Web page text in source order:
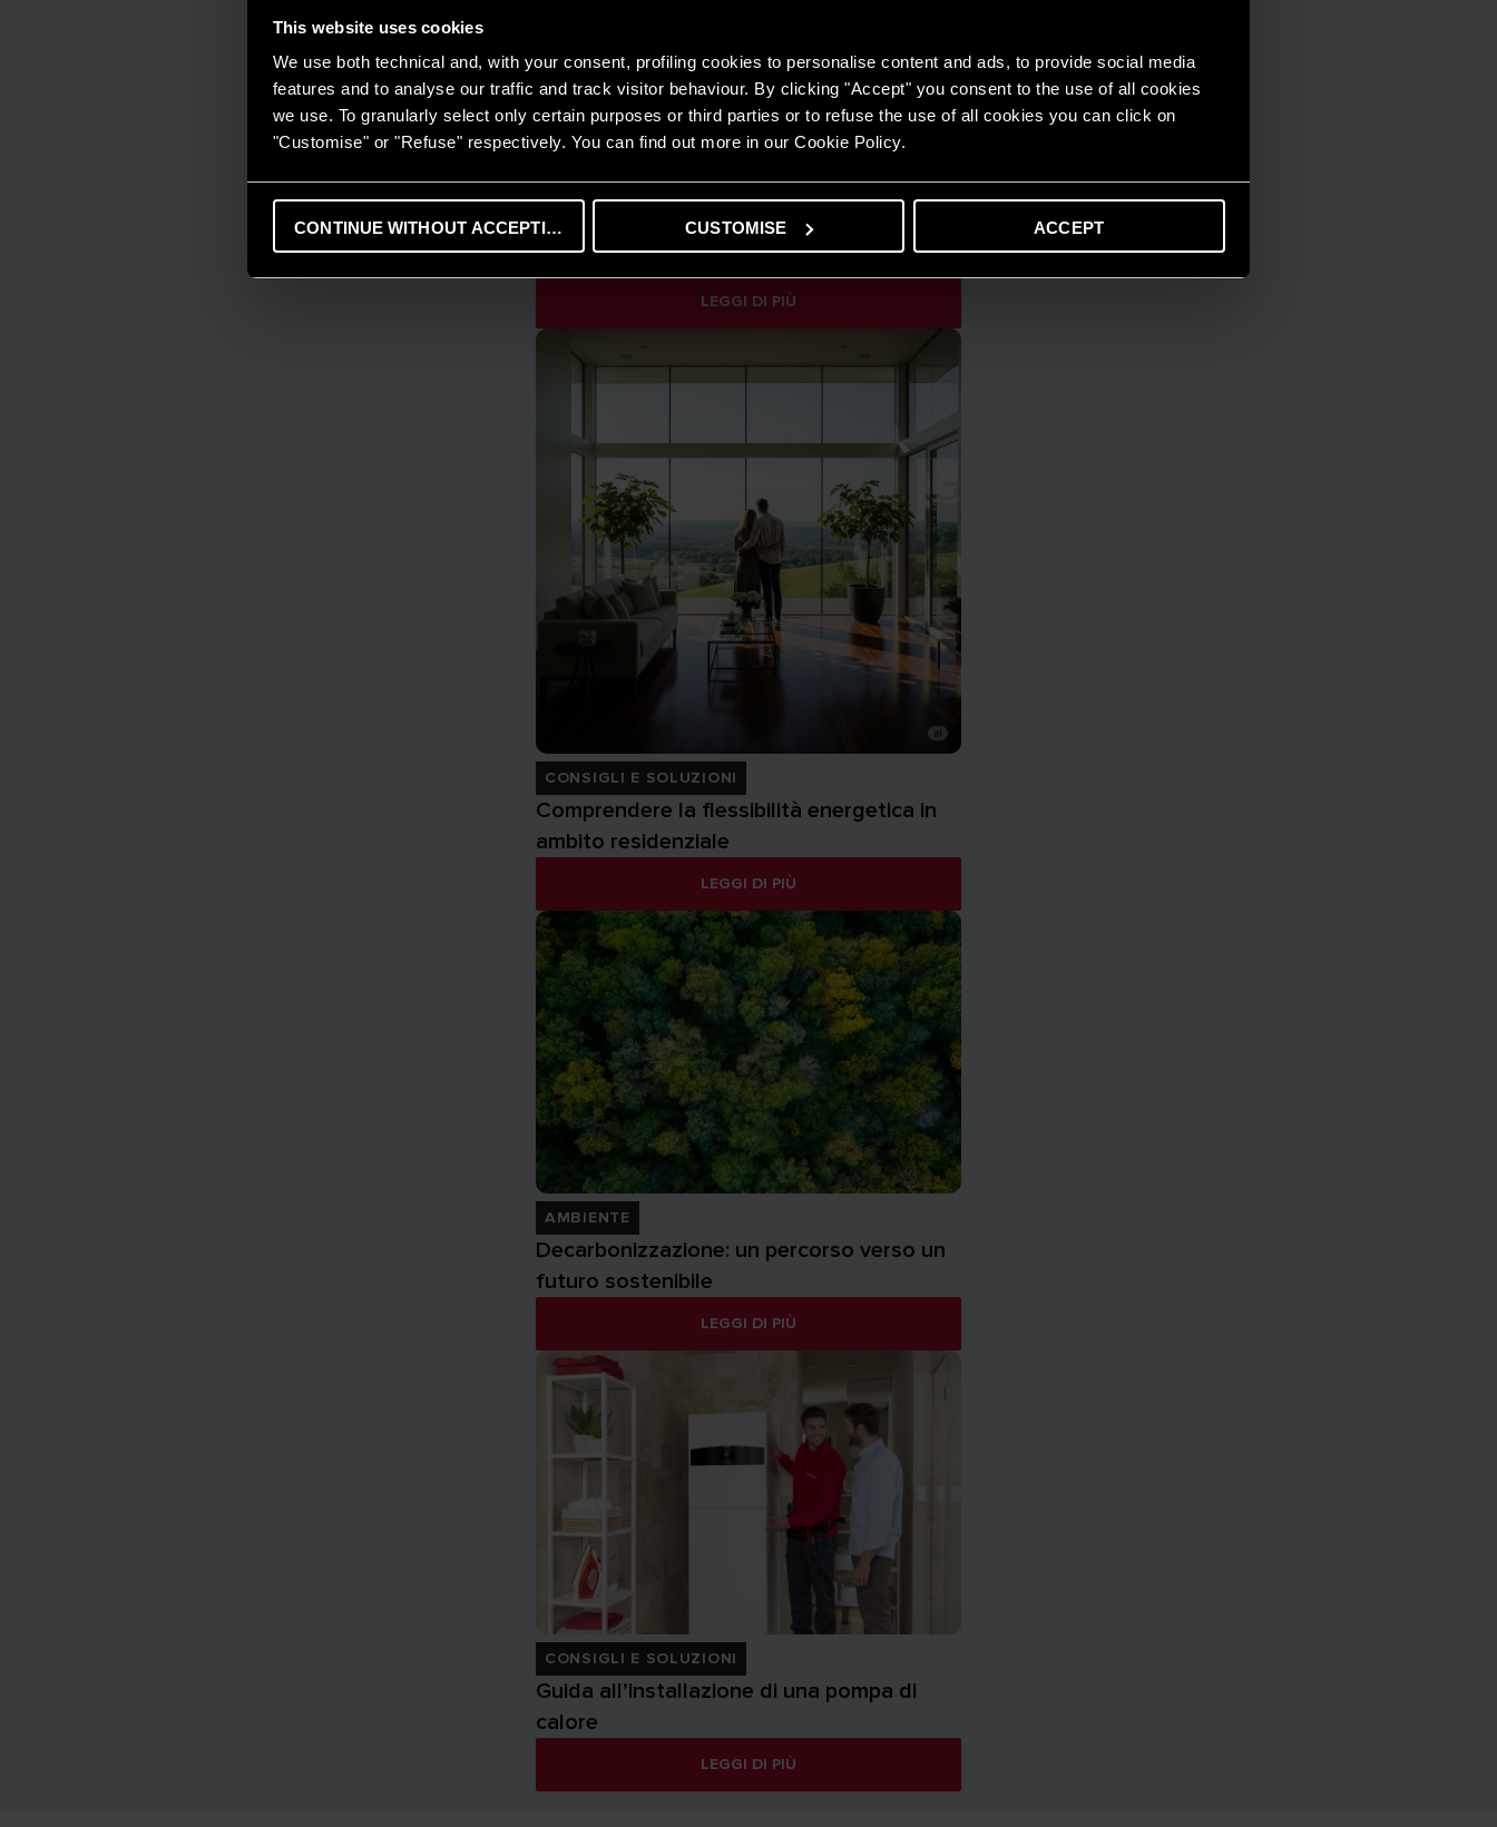
This website uses cookies
We use both technical and, with your consent, profiling cookies to personalise content and ads, to provide social media
features and to analyse our traffic and track visitor behaviour. By clicking "Accept" you consent to the use of all cookies
we use. To granularly select only certain purposes or third parties or to refuse the use of all cookies you can click on
"Customise" or "Refuse" respectively. You can find out more in our Cookie Policy.
CONTINUE WITHOUT ACCEPTING CUSTOMISE ACCEPT
GUIDA AL RISPARMIO
Quanto consuma un condizionatore?
LEGGI DI PIÙ
CONSIGLI E SOLUZIONI
Comprendere la flessibilità energetica in
ambito residenziale
LEGGI DI PIÙ
AMBIENTE
Decarbonizzazione: un percorso verso un
futuro sostenibile
LEGGI DI PIÙ
CONSIGLI E SOLUZIONI
Guida all’installazione di una pompa di
calore
LEGGI DI PIÙ